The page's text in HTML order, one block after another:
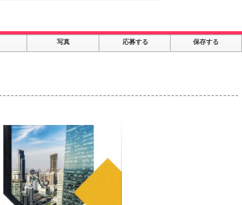
写真 応募する 保存する